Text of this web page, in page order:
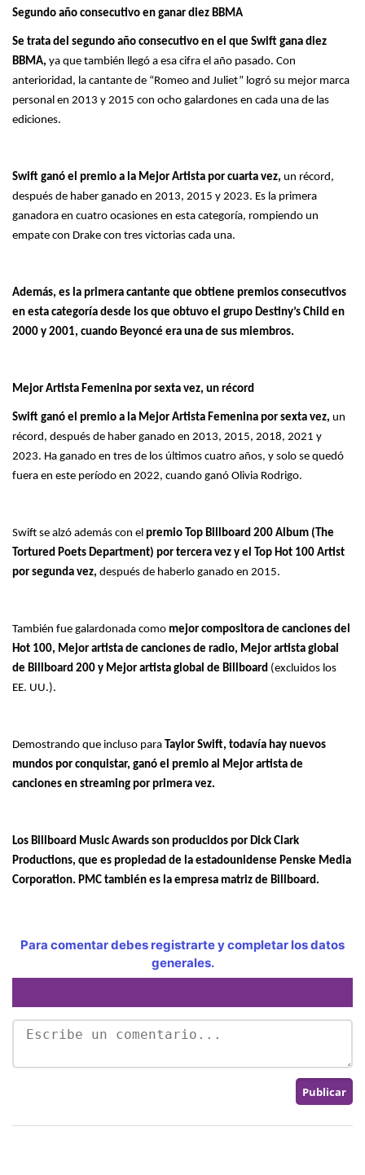
Segundo año consecutivo en ganar diez BBMA
Se trata del segundo año consecutivo en el que Swift gana diez
BBMA, ya que también llegó a esa cifra el año pasado. Con
anterioridad, la cantante de “Romeo and Juliet” logró su mejor marca
personal en 2013 y 2015 con ocho galardones en cada una de las
ediciones.
Swift ganó el premio a la Mejor Artista por cuarta vez, un récord,
después de haber ganado en 2013, 2015 y 2023. Es la primera
ganadora en cuatro ocasiones en esta categoría, rompiendo un
empate con Drake con tres victorias cada una.
Además, es la primera cantante que obtiene premios consecutivos
en esta categoría desde los que obtuvo el grupo Destiny’s Child en
2000 y 2001, cuando Beyoncé era una de sus miembros.
Mejor Artista Femenina por sexta vez, un récord
Swift ganó el premio a la Mejor Artista Femenina por sexta vez, un
récord, después de haber ganado en 2013, 2015, 2018, 2021 y
2023. Ha ganado en tres de los últimos cuatro años, y solo se quedó
fuera en este período en 2022, cuando ganó Olivia Rodrigo.
Swift se alzó además con el premio Top Billboard 200 Album (The
Tortured Poets Department) por tercera vez y el Top Hot 100 Artist
por segunda vez, después de haberlo ganado en 2015.
También fue galardonada como mejor compositora de canciones del
Hot 100, Mejor artista de canciones de radio, Mejor artista global
de Billboard 200 y Mejor artista global de Billboard (excluidos los
EE. UU.).
Demostrando que incluso para Taylor Swift, todavía hay nuevos
mundos por conquistar, ganó el premio al Mejor artista de
canciones en streaming por primera vez.
Los Billboard Music Awards son producidos por Dick Clark
Productions, que es propiedad de la estadounidense Penske Media
Corporation. PMC también es la empresa matriz de Billboard.
Para comentar debes registrarte y completar los datos
generales.